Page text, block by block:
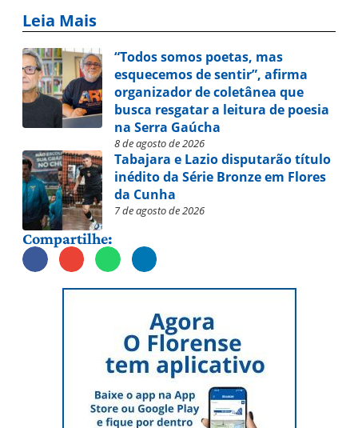
Leia Mais
“Todos somos poetas, mas
esquecemos de sentir”, afirma
organizador de coletânea que
busca resgatar a leitura de poesia
na Serra Gaúcha
8 de agosto de 2026
Tabajara e Lazio disputarão título
inédito da Série Bronze em Flores
da Cunha
7 de agosto de 2026
Compartilhe: